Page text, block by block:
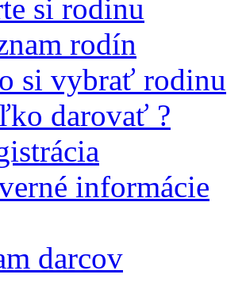
si rodinu
rodín
si vybrať rodinu
darovať ?
informácie
darcov